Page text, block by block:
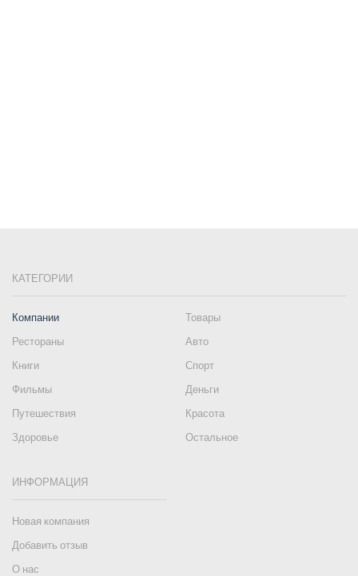
КАТЕГОРИИ
Компании
Товары
Рестораны
Авто
Книги
Спорт
Фильмы
Деньги
Путешествия
Красота
Здоровье
Остальное
ИНФОРМАЦИЯ
Новая компания
Добавить отзыв
О нас